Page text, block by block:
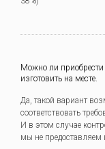
Можно ли приобрести
изготовить на месте.
Да, такой вариант
соответствовать
И в этом случае
мы не предоставляем